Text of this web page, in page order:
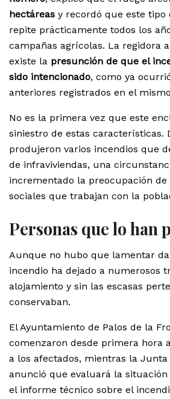
hectáreas y recordó que este tipo
repite prácticamente todos los
campañas agrícolas. La regidora
existe la presunción de que el
sido intencionado, como ya
anteriores registrados en el
No es la primera vez que este
siniestro de estas características.
produjeron varios incendios que
de infraviviendas, una
incrementado la preocupación de
sociales que trabajan con la
Personas que lo han
Aunque no hubo que lamentar
incendio ha dejado a numerosos
alojamiento y sin las escasas
conservaban.
El Ayuntamiento de Palos de la
comenzaron desde primera hora
a los afectados, mientras la
anunció que evaluará la
el informe técnico sobre el